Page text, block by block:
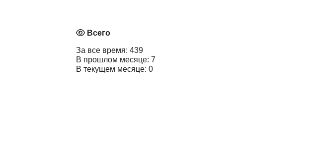
Всего
За все время: 439
В прошлом месяце: 7
В текущем месяце: 0